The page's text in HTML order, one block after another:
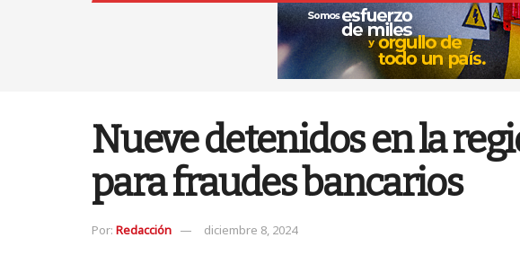
Nueve detenidos en la
para fraudes bancarios
Por: Redacción diciembre 8, 2024